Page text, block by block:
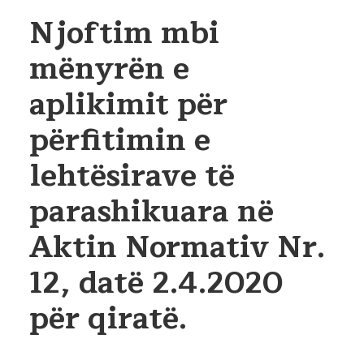
Njoftim mbi
mënyrën e
aplikimit për
përfitimin e
lehtësirave të
parashikuara në
Aktin Normativ Nr.
12, datë 2.4.2020
për qiratë.